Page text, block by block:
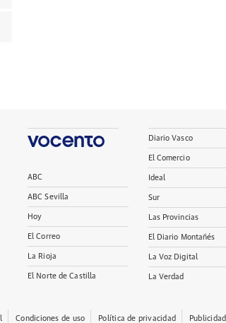
ABC
ABC Sevilla
Hoy
El Correo
La Rioja
El Norte de Castilla
Diario Vasco
El Comercio
Ideal
Sur
Las Provincias
El Diario Montañés
La Voz Digital
La Verdad
Condiciones de uso Política de privacidad Publicidad